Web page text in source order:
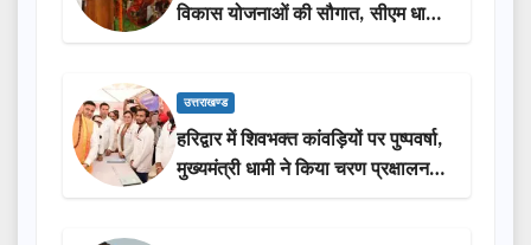
विकास योजनाओं की सौगात, सीएम धामी
ने किया लोकार्पण-शिलान्यास.
उत्तराखण्ड
हरिद्वार में शिवभक्त कांवड़ियों पर पुष्पवर्षा,
मुख्यमंत्री धामी ने किया चरण प्रक्षालन…